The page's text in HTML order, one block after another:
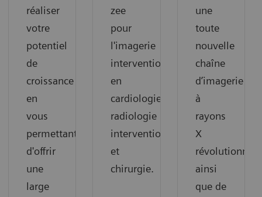
réaliser
votre
potentiel
de
croissance
en
vous
permettant
d'offrir
une
large
zee
pour
l'imagerie
interventionnelle
en
cardiologie,
radiologie
interventionnelle
et
chirurgie.
une
toute
nouvelle
chaîne
d’imagerie
à
rayons
X
ainsi
que de